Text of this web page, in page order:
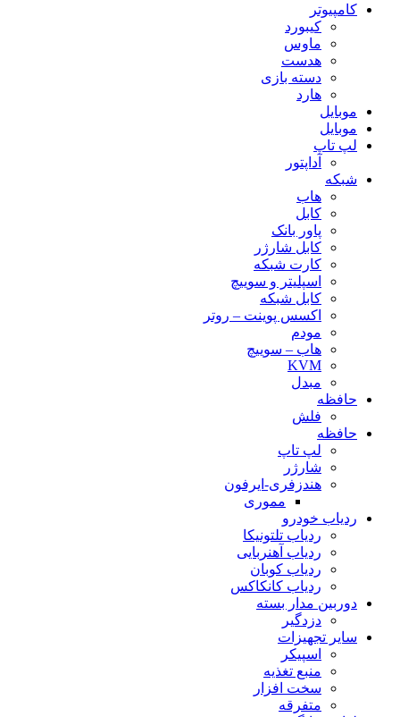
کامپیوتر
کیبورد
ماوس
هدست
دسته بازی
هارد
موبایل
موبایل
لپ تاپ
آداپتور
شبکه
هاب
کابل
پاور بانک
کابل شارژر
کارت شبکه
اسپلیتر و سوییچ
کابل شبکه
اکسس پوینت – روتر
مودم
هاب – سوییچ
KVM
مبدل
حافظه
فلش
حافظه
لپ تاپ
شارژر
هندزفری-ایرفون
مموری
ردیاب خودرو
ردیاب تلتونیکا
ردیاب آهنربایی
ردیاب کوبان
ردیاب کانکاکس
دوربین مدار بسته
دزدگیر
سایر تجهیزات
اسپیکر
منبع تغذیه
سخت افزار
متفرقه